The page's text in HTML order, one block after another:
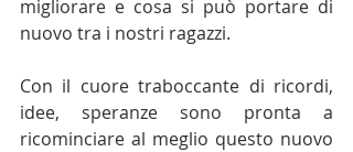
migliorare e cosa si può portare di
nuovo tra i nostri ragazzi.
Con il cuore traboccante di ricordi,
idee, speranze sono pronta a
ricominciare al meglio questo nuovo